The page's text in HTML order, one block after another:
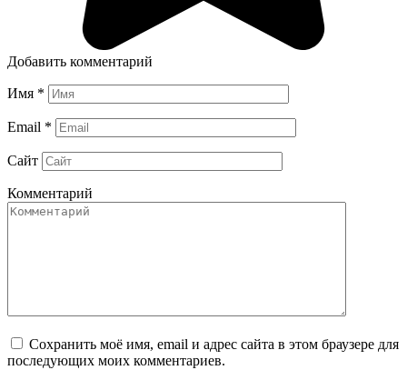
Добавить комментарий
Имя *
Email *
Сайт
Комментарий
Сохранить моё имя, email и адрес сайта в этом браузере для
последующих моих комментариев.